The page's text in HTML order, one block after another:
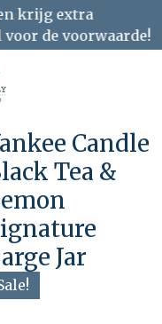
krijg extra
de voorwaarde!
Candle
Tea &
Jar